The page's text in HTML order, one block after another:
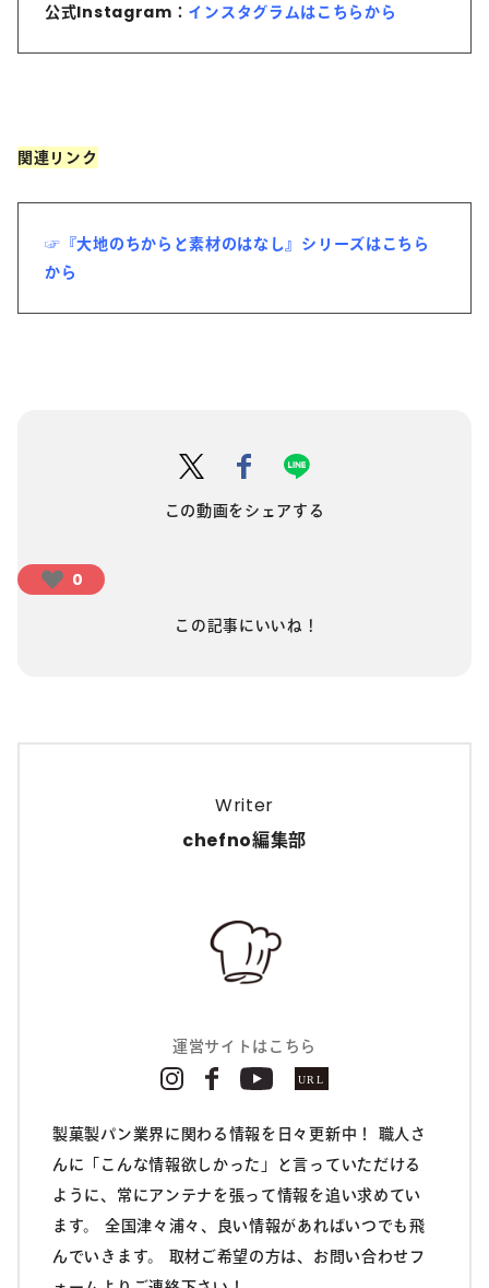
公式Instagram： インスタグラムはこちらから
関連リンク
☞『大地のちからと素材のはなし』シリーズはこちら
から
この動画をシェアする
0
この記事にいいね！
Writer
chefno編集部
運営サイトはこちら
製菓製パン業界に関わる情報を日々更新中！ 職人さ
んに「こんな情報欲しかった」と言っていただける
ように、常にアンテナを張って情報を追い求めてい
ます。 全国津々浦々、良い情報があればいつでも飛
んでいきます。 取材ご希望の方は、お問い合わせフ